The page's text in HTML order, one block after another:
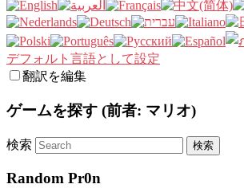
デフォルト言語として設定
翻訳を編集
ゲームを探す (前者: マリオ)
検索
Random Pr0n